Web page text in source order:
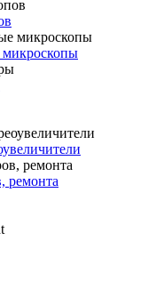
ремонта